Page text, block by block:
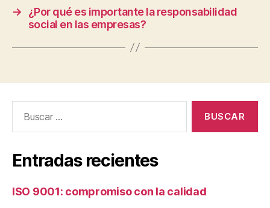
→
¿Por qué es importante la responsabilidad
social en las empresas?
Entradas recientes
ISO 9001: compromiso con la calidad